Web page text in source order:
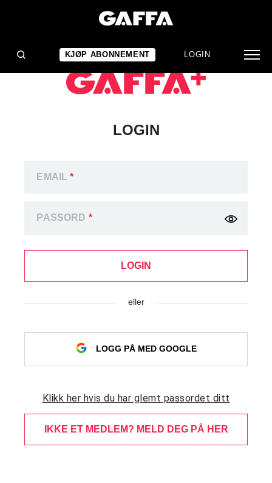
KJØP ABONNEMENT LOGIN
LOGIN
EMAIL*
PASSORD *
LOGIN
eller
LOGG PÅ MED GOOGLE
Klikk her hvis du har glemt passordet ditt
IKKE ET MEDLEM? MELD DEG PÅ HER